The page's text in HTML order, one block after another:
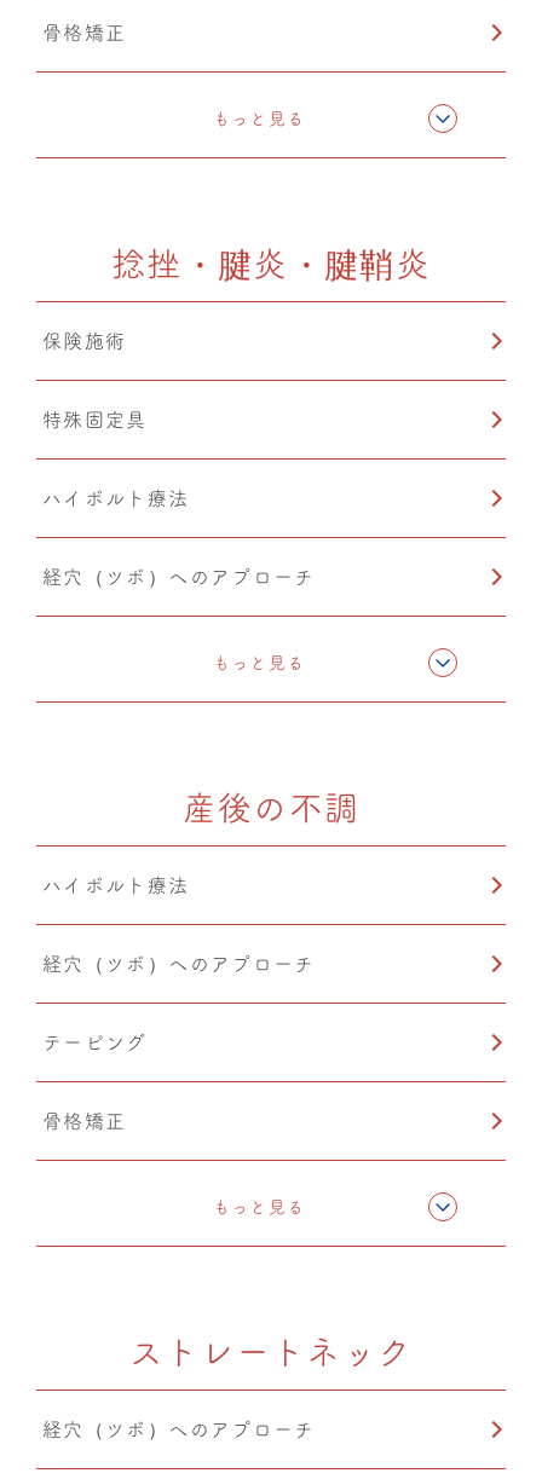
骨格矯正
CMC筋膜ストレッチ（リリース）
カッピング
温熱療法
猫背矯正
もっと見る
捻挫・腱炎・腱鞘炎
保険施術
特殊固定具
ハイボルト療法
経穴（ツボ）へのアプローチ
CMC筋膜ストレッチ（リリース）
温熱療法
もっと見る
産後の不調
ハイボルト療法
経穴（ツボ）へのアプローチ
テーピング
骨格矯正
CMC筋膜ストレッチ（リリース）
産後矯正
もっと見る
ストレートネック
経穴（ツボ）へのアプローチ